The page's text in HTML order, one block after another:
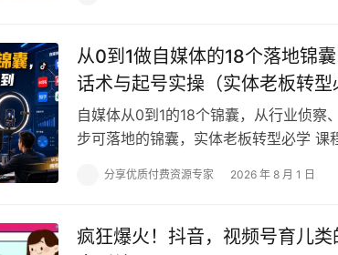
从0到1做自媒体的18个落地锦
话术与起号实操（实体老板转型
自媒体从0到1的18个锦囊，从行业侦察
步可落地的锦囊，实体老板转型必学 课
分享优质付费资源专家 2026 年 8 月 1 日
疯狂爆火！抖音，视频号育儿